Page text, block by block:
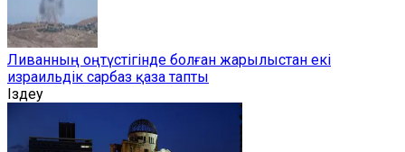
Ливанның оңтүстігінде болған жарылыстан екі
израильдік сарбаз қаза тапты
Іздеу